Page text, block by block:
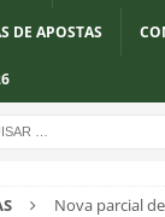
DE APOSTAS
Nova parcial